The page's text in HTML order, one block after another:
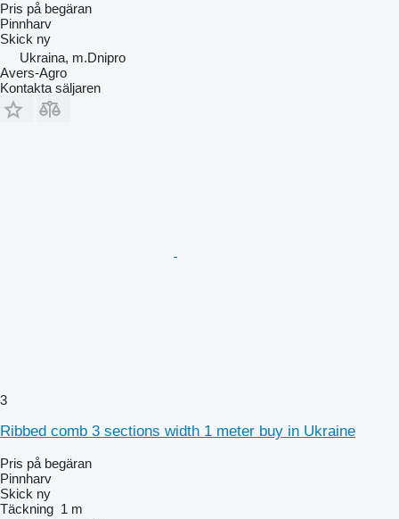
Pris på begäran
Pinnharv
Skick ny
Ukraina, m.Dnipro
Avers-Agro
Kontakta säljaren
3
Ribbed comb 3 sections width 1 meter buy in Ukraine
Pris på begäran
Pinnharv
Skick ny
Täckning 1 m